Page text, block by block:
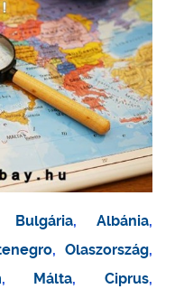
Bulgária,Albánia,
, Olaszország,
, Málta,Ciprus,